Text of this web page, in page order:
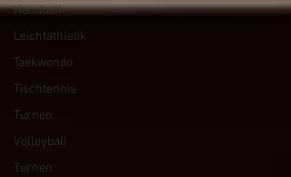
Handball
Leichtathletik
Taekwondo
Tischtennis
Turnen
Volleyball
Turnen